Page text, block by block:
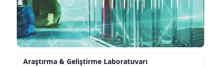
Araştırma & Geliştirme Laboratuvarı